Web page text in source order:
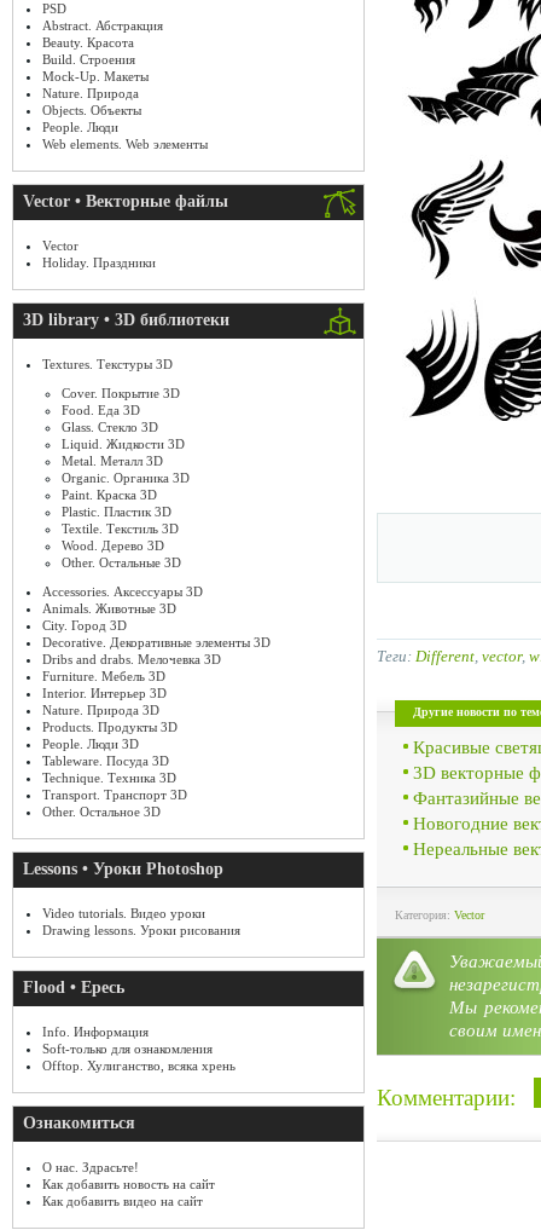
PSD
Abstract. Абстракция
Beauty. Красота
Build. Строения
Mock-Up. Макеты
Nature. Природа
Objects. Объекты
People. Люди
Web elements. Web элементы
Vector • Векторные файлы
Vector
Holiday. Праздники
3D library • 3D библиотеки
Textures. Текстуры 3D
Cover. Покрытие 3D
Food. Еда 3D
Glass. Стекло 3D
Liquid. Жидкости 3D
Metal. Металл 3D
Organic. Органика 3D
Paint. Краска 3D
Plastic. Пластик 3D
Textile. Текстиль 3D
Wood. Дерево 3D
Other. Остальные 3D
Accessories. Аксессуары 3D
Animals. Животные 3D
City. Город 3D
Decorative. Декоративные элементы 3D
Dribs and drabs. Мелочевка 3D
Furniture. Мебель 3D
Interior. Интерьер 3D
Nature. Природа 3D
Products. Продукты 3D
People. Люди 3D
Tableware. Посуда 3D
Technique. Техника 3D
Transport. Транспорт 3D
Other. Остальное 3D
Lessons • Уроки Photoshop
Video tutorials. Видео уроки
Drawing lessons. Уроки рисования
Flood • Ересь
Info. Информация
Soft-только для ознакомления
Offtop. Хулиганство, всяка хрень
Ознакомиться
О нас. Здрасьте!
Как добавить новость на сайт
Как добавить видео на сайт
Теги: Different vector,
Другие новости по
Красивые
3D векторные
Фантазийные
Новогодние
Нереальные
Категория: Vector
Мы
своим
Комментарии: